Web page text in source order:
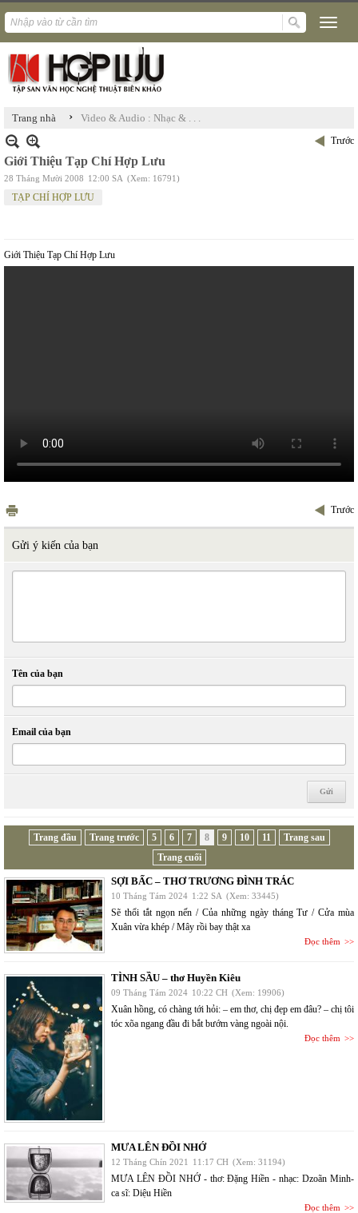
Trang nhà › Video & Audio : Nhạc & . . .
Trước
Giới Thiệu Tạp Chí Hợp Lưu
28 Tháng Mười 2008 12:00 SA (Xem: 16791)
TẠP CHÍ HỢP LƯU
Giới Thiệu Tạp Chí Hợp Lưu
Trước
Gửi ý kiến của bạn
Tên của bạn
Email của bạn
Trang đầu Trang trước 5 6 7 8 9 10 11
Trang sau
Trang cuối
SỢI BẤC – THƠ TRƯƠNG ĐÌNH TRÁC
10 Tháng Tám 2024 1:22 SA (Xem: 33445)
Sẽ thổi tắt ngọn nến / Của những ngày tháng Tư / Cửa mùa
Xuân vừa khép / Mây rồi bay thật xa
Đọc thêm
TÌNH SẦU – thơ Huyền Kiêu
09 Tháng Tám 2024 10:22 CH (Xem: 19906)
Xuân hồng, có chàng tới hỏi: – em thơ, chị đẹp em đâu? – chị tôi
tóc xõa ngang đầu đi bắt bướm vàng ngoài nội.
Đọc thêm
MƯA LÊN ĐỒI NHỚ
12 Tháng Chín 2021 11:17 CH (Xem: 31194)
MƯA LÊN ĐỒI NHỚ - thơ: Đặng Hiền - nhạc: Dzoãn Minh-
ca sĩ: Diệu Hiền
Đọc thêm